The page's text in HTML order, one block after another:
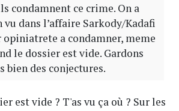
condamnent ce crime. On a
vu dans l’affaire Sarkody/Kadafi
opiniatrete a condamner, meme
le dossier est vide. Gardons
bien des conjectures.
est vide ? T'as vu ça où ? Sur les